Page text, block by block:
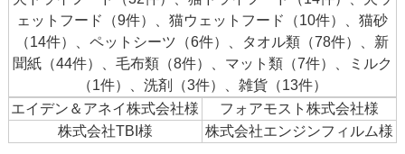
ェットフード（9件）、猫ウェットフード（10件）、猫砂
（14件）、ペットシーツ（6件）、タオル類（78件）、新
聞紙（44件）、毛布類（8件）、マット類（7件）、ミルク
（1件）、洗剤（3件）、雑貨（13件）
エイデン＆アネイ株式会社様
フォアモスト株式会社様
株式会社TBI様
株式会社エンジンフィルム様